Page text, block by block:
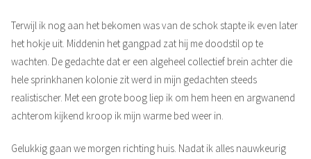
Terwijl ik nog aan het bekomen was van de schok stapte ik even later
het hokje uit. Middenin het gangpad zat hij me doodstil op te
wachten. De gedachte dat er een algeheel collectief brein achter die
hele sprinkhanen kolonie zit werd in mijn gedachten steeds
realistischer. Met een grote boog liep ik om hem heen en argwanend
achterom kijkend kroop ik mijn warme bed weer in.
Gelukkig gaan we morgen richting huis. Nadat ik alles nauwkeurig